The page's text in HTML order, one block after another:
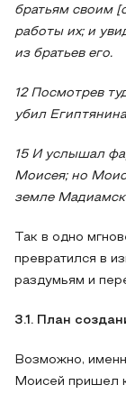
братьям своим
работы их; и
из братьев его.
12 Посмотрев
убил
15 И услышал
Моисея; но
земле
Так в одно
превратился в
раздумьям и
3.1. План
Возможно,
Моисей пришел